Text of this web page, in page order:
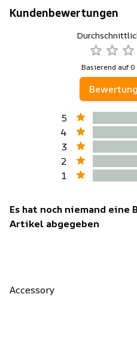
Kundenbewertungen
Basierend auf
5
4
3
2
1
Es hat noch niemand
Artikel abgegeben
Accessory